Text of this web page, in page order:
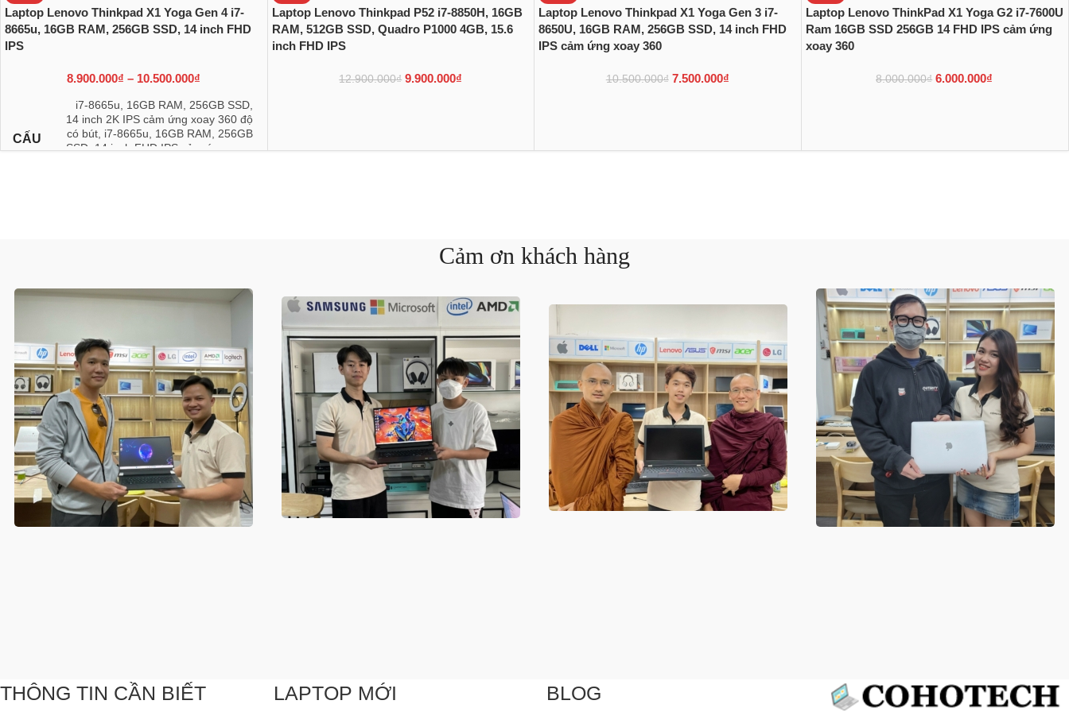
Laptop Lenovo Thinkpad X1 Yoga Gen 4 i7-
8665u, 16GB RAM, 256GB SSD, 14 inch FHD
IPS
8.900.000₫ – 10.500.000₫
CẤU
i7-8665u, 16GB RAM, 256GB SSD,
14 inch 2K IPS cảm ứng xoay 360 độ
có bút i7-8665u, 16GB RAM, 256GB
SSD, 14 inch FHD IPS cảm ứng xoay
Laptop Lenovo Thinkpad P52 i7-8850H, 16GB
RAM, 512GB SSD, Quadro P1000 4GB, 15.6
inch FHD IPS
12.900.000₫ 9.900.000₫
Laptop Lenovo Thinkpad X1 Yoga Gen 3 i7-
8650U, 16GB RAM, 256GB SSD, 14 inch FHD
IPS cảm ứng xoay 360
10.500.000₫ 7.500.000₫
Laptop Lenovo ThinkPad X1 Yoga G2 i7-7600U
Ram 16GB SSD 256GB 14 FHD IPS cảm ứng
xoay 360
8.000.000₫ 6.000.000₫
Cảm ơn khách hàng
THÔNG TIN CẦN BIẾT LAPTOP MỚI BLOG